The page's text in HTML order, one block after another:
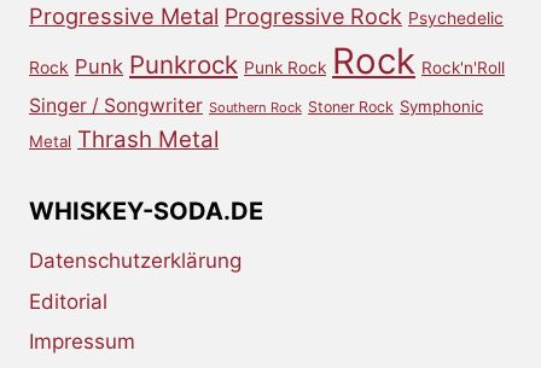
Progressive Metal Progressive Rock Psychedelic
Rock Punk Punkrock Punk Rock Rock Rock'n'Roll
Singer / Songwriter Southern Rock Stoner Rock Symphonic
Metal Thrash Metal
WHISKEY-SODA.DE
Datenschutzerklärung
Editorial
Impressum